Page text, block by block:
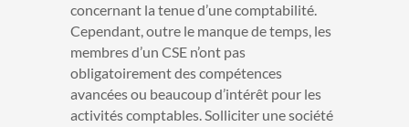
concernant la tenue d’une comptabilité.
Cependant, outre le manque de temps, les
membres d’un CSE n’ont pas
obligatoirement des compétences
avancées ou beaucoup d’intérêt pour les
activités comptables. Solliciter une société